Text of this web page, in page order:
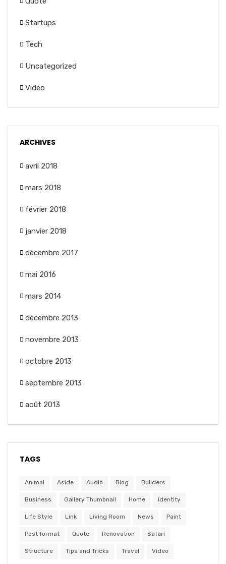
Startups
Tech
Uncategorized
Video
ARCHIVES
avril 2018
mars 2018
février 2018
janvier 2018
décembre 2017
mai 2016
mars 2014
décembre 2013
novembre 2013
octobre 2013
septembre 2013
août 2013
TAGS
Animal Aside Audio Blog Builders
Business Gallery Thumbnail Home identity
Life Style Link Living Room News Paint
Post format Quote Renovation Safari
Structure Tips and Tricks Travel Video